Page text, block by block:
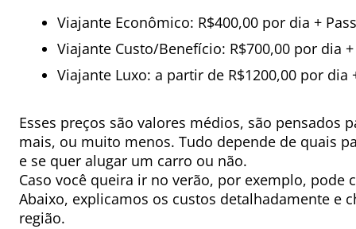
Viajante Econômico: R$400,00 por dia +
Viajante Custo/Benefício: R$700,00 por dia
Viajante Luxo: a partir de R$1200,00 por dia
Esses preços são valores médios, são pensados
mais, ou muito menos. Tudo depende de quais
e se quer alugar um carro ou não.
Caso você queira ir no verão, por exemplo, pode
Abaixo, explicamos os custos detalhadamente e
região.